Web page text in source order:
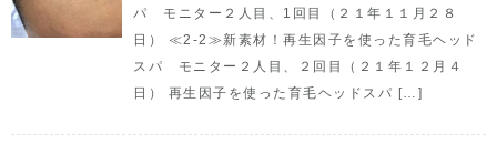
パ モニター２人目、1回目（２１年１１月２８
日） ≪2-2≫新素材！再生因子を使った育毛ヘッド
スパ モニター２人目、２回目（２１年１２月４
日） 再生因子を使った育毛ヘッドスパ […]